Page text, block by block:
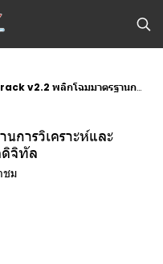
ลิกโฉมมาตรฐานการวิเคราะห์และติดตามใบหน้า สำหรับองค์กรยุคดิจิทัล
การวิเคราะห์และ
จิทัล
ชม